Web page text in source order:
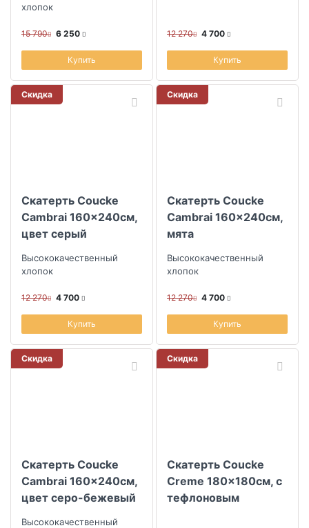
хлопок
15 790 6 250
Купить
12 270 4 700
Купить
Скидка
Скатерть Coucke
Cambrai 160x240см,
цвет серый
Высококачественный
хлопок
12 270 4 700
Купить
Скидка
Скатерть Coucke
Cambrai 160x240см,
мята
Высококачественный
хлопок
12 270 4 700
Купить
Скидка
Скатерть Coucke
Cambrai 160x240см,
цвет серо-бежевый
Высококачественный
Скидка
Скатерть Coucke
Creme 180x180см, с
тефлоновым